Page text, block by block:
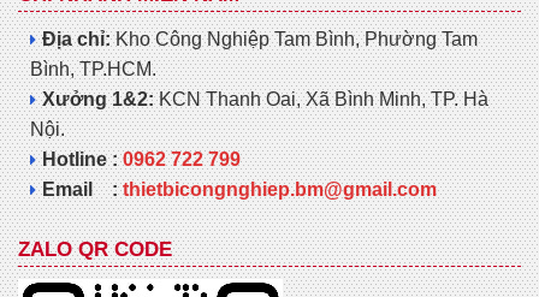
Địa chỉ:Kho Công Nghiệp Tam Bình, Phường Tam
Bình, TP.HCM.
Xưởng 1&2:KCN Thanh Oai, Xã Bình Minh, TP. Hà
Nội.
Hotline :0962 722 799
Email :thietbicongnghiep.bm@gmail.com
ZALO QR CODE